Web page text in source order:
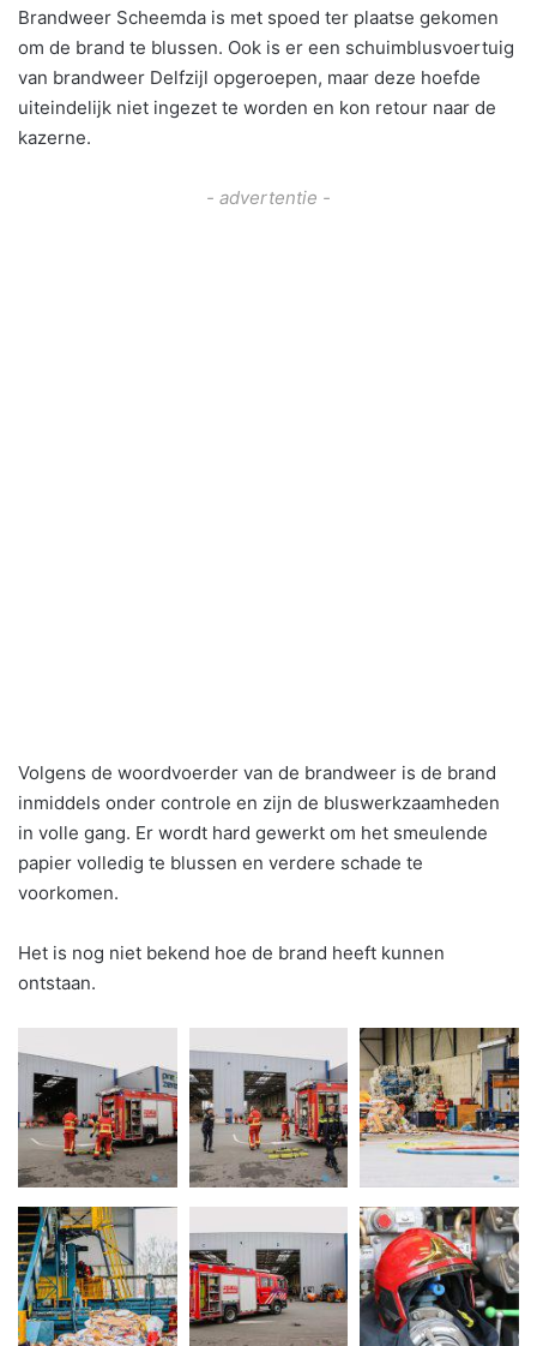
Brandweer Scheemda is met spoed ter plaatse gekomen
om de brand te blussen. Ook is er een schuimblusvoertuig
van brandweer Delfzijl opgeroepen, maar deze hoefde
uiteindelijk niet ingezet te worden en kon retour naar de
kazerne.
- advertentie -
Volgens de woordvoerder van de brandweer is de brand
inmiddels onder controle en zijn de bluswerkzaamheden
in volle gang. Er wordt hard gewerkt om het smeulende
papier volledig te blussen en verdere schade te
voorkomen.
Het is nog niet bekend hoe de brand heeft kunnen
ontstaan.